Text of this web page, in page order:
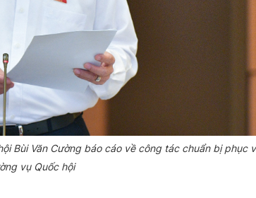
Bùi Văn Cường báo cáo về công tác chuẩn bị phục
vụ Quốc hội